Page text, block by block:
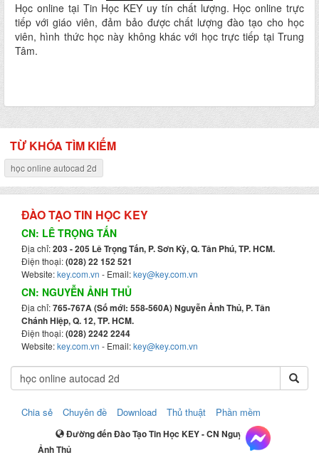
Học online tại Tin Học KEY uy tín chất lượng. Học online trực
tiếp với giáo viên, đảm bảo được chất lượng đào tạo cho học
viên, hình thức học này không khác với học trực tiếp tại Trung
Tâm.
TỪ KHÓA TÌM KIẾM
học online autocad 2d
ĐÀO TẠO TIN HỌC KEY
CN: LÊ TRỌNG TẤN
Địa chỉ:203 - 205 Lê Trọng Tấn, P. Sơn Kỳ, Q. Tân Phú, TP. HCM.
Điện thoại:(028) 22 152 521
Website:key.com.vn - Email:key@key.com.vn
CN: NGUYỄN ẢNH THỦ
Địa chỉ:765-767A (Số mới: 558-560A) Nguyễn Ảnh Thủ, P. Tân
Chánh Hiệp, Q. 12, TP. HCM.
Điện thoại:(028) 2242 2244
Website:key.com.vn - Email:key@key.com.vn
Chia sẻ Chuyên đề Download Thủ thuật Phần mềm
Đường đến Đào Tạo Tin Học KEY - CN Nguyễn
Ảnh Thủ